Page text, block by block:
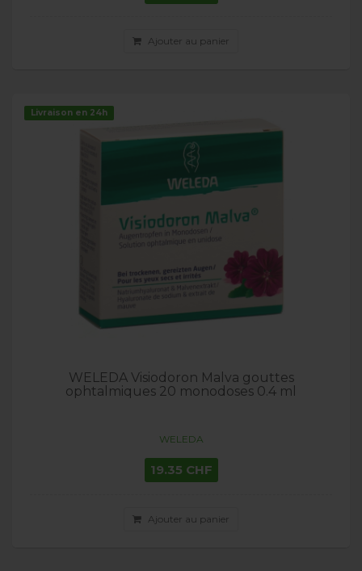
Ajouter au panier
Livraison en 24h
WELEDA Visiodoron Malva gouttes
ophtalmiques 20 monodoses 0.4 ml
WELEDA
19.35 CHF
Ajouter au panier